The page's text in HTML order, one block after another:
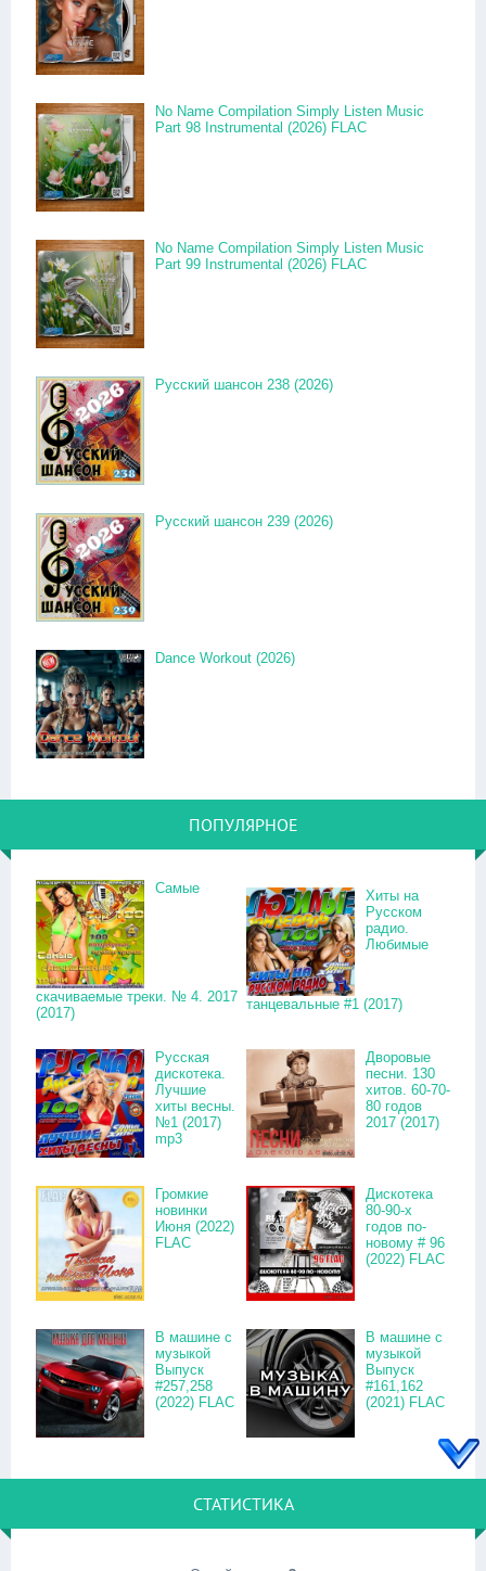
No Name Compilation Simply Listen Music
Part 98 Instrumental (2026) FLAC
No Name Compilation Simply Listen Music
Part 99 Instrumental (2026) FLAC
Русский шансон 238 (2026)
Русский шансон 239 (2026)
Dance Workout (2026)
ПОПУЛЯРНОЕ
Самые
скачиваемые треки. № 4. 2017
(2017)
Хиты на
Русском
радио.
Любимые
танцевальные #1 (2017)
Русская
дискотека.
Лучшие
хиты весны.
№1 (2017)
mp3
Дворовые
песни. 130
хитов. 60-70-
80 годов
2017 (2017)
Громкие
новинки
Июня (2022)
FLAC
Дискотека
80-90-х
годов по-
новому # 96
(2022) FLAC
В машине с
музыкой
Выпуск
#257,258
(2022) FLAC
В машине с
музыкой
Выпуск
#161,162
(2021) FLAC
СТАТИСТИКА